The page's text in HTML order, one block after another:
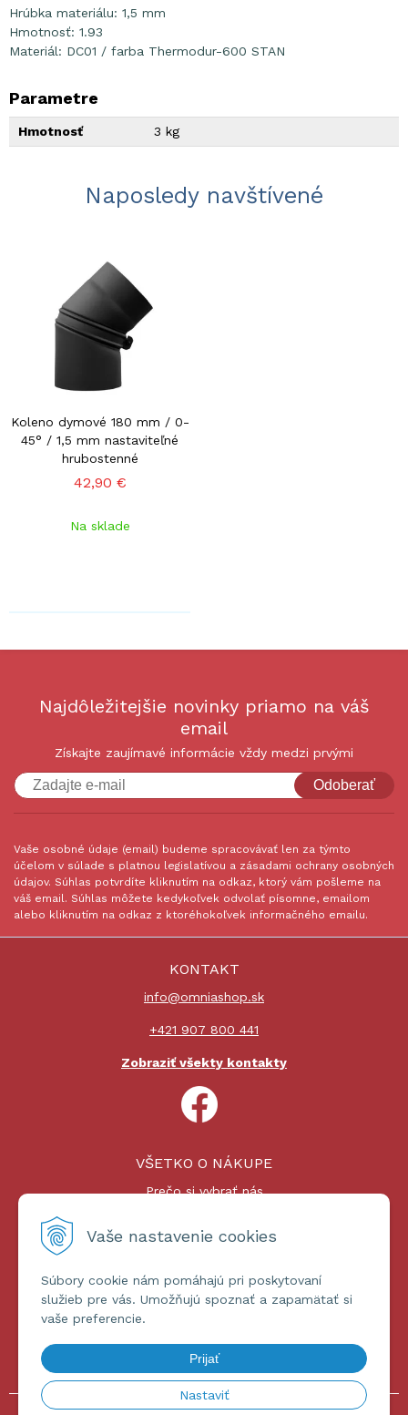
Vaše nastavenie cookies
Súbory cookie nám pomáhajú pri poskytovaní
služieb pre vás. Umožňujú spoznať a zapamätať si
vaše preferencie.
Prijať
Nastaviť
Parametre
Hmotnosť 3 kg
Hrúbka materiálu: 1,5 mm
Hmotnosť: 1.93
Materiál: DC01 / farba Thermodur-600 STAN
Naposledy navštívené
Koleno dymové 180 mm / 0-
45° / 1,5 mm nastaviteľné
hrubostenné
42,90 €
Na sklade
Najdôležitejšie novinky priamo na váš
email
Získajte zaujímavé informácie vždy medzi prvými
Odoberať
Vaše osobné údaje (email) budeme spracovávať len za týmto
účelom v súlade s platnou legislatívou a zásadami ochrany osobných
údajov. Súhlas potvrdíte kliknutím na odkaz, ktorý vám pošleme na
váš email. Súhlas môžete kedykoľvek odvolať písomne, emailom
alebo kliknutím na odkaz z ktoréhokoľvek informačného emailu.
KONTAKT
info@omniashop.sk
+421 907 800 441
Zobraziť všekty kontakty
VŠETKO O NÁKUPE
Prečo si vybrať nás
Platby a doprava
ĎALŠIE INFORMÁCIE
Obchodné podmienky
Ochrana osobných údajov
© 2026 omniashop.sk •tvorba eshopu cez UNIobchod,webhosting